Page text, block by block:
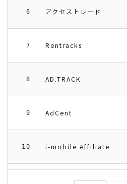
6 アクセストレード
7 Rentracks
8 AD.TRACK
9 AdCent
10 i-mobile Affiliate